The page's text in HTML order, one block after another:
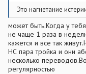
Это нагнетание
может быть.Когда у
не чаще 1 раза в
кажется и все так
НС пара тройка и они
несколько
регулярностью